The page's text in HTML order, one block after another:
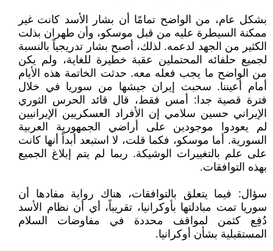
بشكل عام، من الواضح تمامًا أن بشار الأسد كانت غير
ممكنة السيطرة عليه من قبل موسكو، وأن طهران بذلت
الكثير من الجهد لدعمه. لذلك، أصبح بشار تدريجياً بالنسبة
لجميع حلفائه المحتملين عقبة خطيرة للغاية، ولم يكن
من الواضح ما يجب فعله معه. حدثت الخاتمة هذه الأيام
أمام أعيننا. سحبت إيران جيشها من سوريا في خلال
فترة قصية جدا: أمس فقط، قال قائد الحرس الثوري
الإيراني حسين سلامي إن الأفراد العسكريين الإيرانيين
لم يعودوا موجودين على أراضي الجمهورية العربية
السورية. أما موسكو، فكما قلت، لا استبعد أبداً أنها كانت
على علم بالتغييرات الوشيكة. ربما لم يتم إبلاغ الجميع
بهذه التوافقات.
سؤال: فيما يتعلق بالتوافقات، هناك رواية مفادها أن
سوريا تمت مبادلتها بأوكرانيا، تقريباً، أي أن نظام الأسد
دُفِع كثمن لمواقف محددة في مفاوضات السلام
المستقبلية بشأن أوكرانيا.